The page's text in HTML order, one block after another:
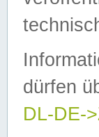
dürfen
DL-DE-